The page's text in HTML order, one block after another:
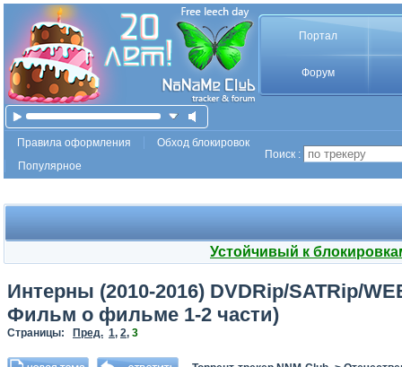
Портал
Форум
Правила оформления
Обход блокировок
Популярное
Поиск :
Устойчивый к
Интерны (2010-2016) DVDRip/SATRip/
Фильм о фильме 1-2 части)
Страницы: Пред. 1, 2, 3